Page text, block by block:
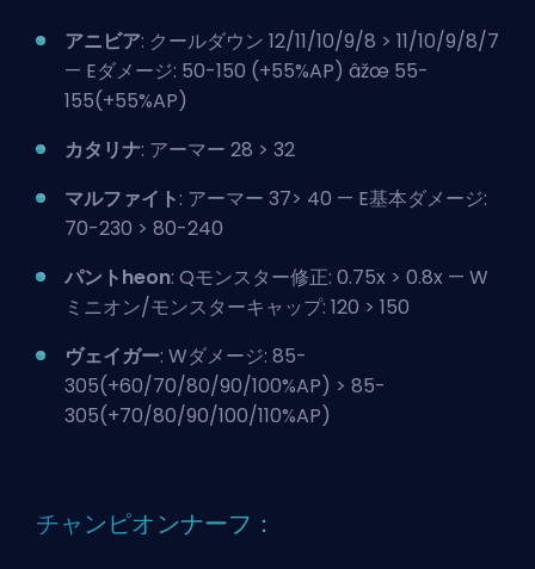
アニビア: クールダウン 12/11/10/9/8 > 11/10/9/8/7
— Eダメージ: 50-150 (+55%AP) âžœ 55-
155(+55%AP)
カタリナ: アーマー 28 > 32
マルファイト: アーマー 37> 40 — E基本ダメージ:
70-230 > 80-240
パントheon: Qモンスター修正: 0.75x > 0.8x — W
ミニオン/モンスターキャップ: 120 > 150
ヴェイガー: Wダメージ: 85-
305(+60/70/80/90/100%AP) > 85-
305(+70/80/90/100/110%AP)
チャンピオンナーフ：